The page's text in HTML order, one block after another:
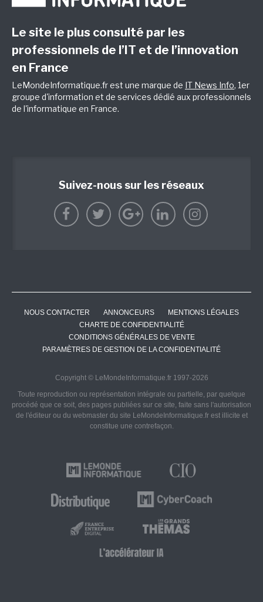
Le site le plus consulté par les
professionnels de l’IT et de l’innovation
en France
LeMondeInformatique.fr est une marque de IT News Info, 1er
groupe d'information et de services dédié aux professionnels
de l'informatique en France.
Suivez-nous sur les réseaux
NOUS CONTACTER ANNONCEURS
MENTIONS LÉGALES
CHARTE DE CONFIDENTIALITÉ
CONDITIONS GÉNÉRALES DE VENTE
PARAMÈTRES DE GESTION DE LA CONFIDENTIALITÉ
Copyright © LeMondeInformatique.fr 1997-2026
Toute reproduction ou représentation intégrale ou partielle, par quelque
procédé que ce soit, des pages publiées sur ce site, faite sans l'autorisation
de l'éditeur ou du webmaster du site LeMondeInformatique.fr est illicite et
constitue une contrefaçon.